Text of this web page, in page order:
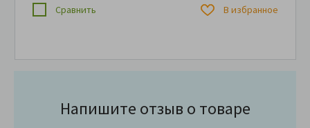
Сравнить В избранное
Напишите отзыв о товаре